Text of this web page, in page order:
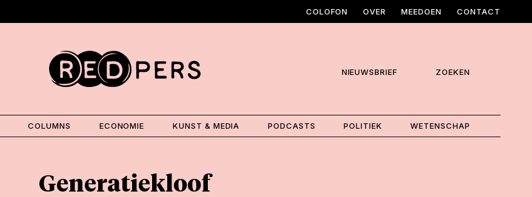
COLOFON OVER MEEDOEN CONTACT
NIEUWSBRIEF ZOEKEN
COLUMNS ECONOMIE KUNST & MEDIA PODCASTS POLITIEK WETENSCHAP
Generatiekloof